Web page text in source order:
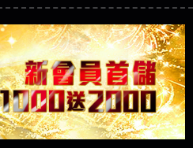
拿回被騙資金
KnTop無法出金 被KnTop詐騙
】機台運算專案是詐騙嗎
機台運算專案是真的嗎
怎麼辦 本文教你如何拿
騙持續收割國人中【免費
是詐騙嗎 Hoyabit是不是詐
詐騙的錢怎麼辦
資金
行銷詐騙持續收割國人
】KS.M多元化行銷是詐
是詐騙 KS.M多元化行銷是
銷詐騙的錢怎麼辦 本文教
「zg369」深度解析野原
原家 Family & Love是不是詐
的嗎 野原家 Family & Love是
Family & Love是詐騙平台
持續收割國人中【免費
橋是詐騙嗎 元盈橋是不是
元盈橋詐騙的錢怎麼辦
資金
zg369】M.L.Edge利用新
是真的嗎 M.L.Edge是不
M.L.Edge】M.L.Edge無法出
詐騙持續收割國人中【免
是詐騙嗎 Robinhood是
續收割國人中【免費討回
死了黑網不要玩
直接鎖帳號可以去吃屎
也是小畢的會員～～
做假對話來毀謗欸哈哈哈